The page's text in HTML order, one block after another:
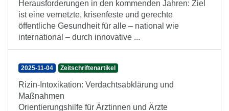
Heraus­forderungen in den kommenden Jahren: Ziel
ist eine vernetzte, krisenfeste und gerechte
öffentliche Gesund­heit für alle – national wie
international – durch innovative ...
2025-11-04 Zeitschriftenartikel
Rizin-Intoxikation: Verdachtsabklärung und
Maßnahmen
Orientierungshilfe für Ärztinnen und Ärzte